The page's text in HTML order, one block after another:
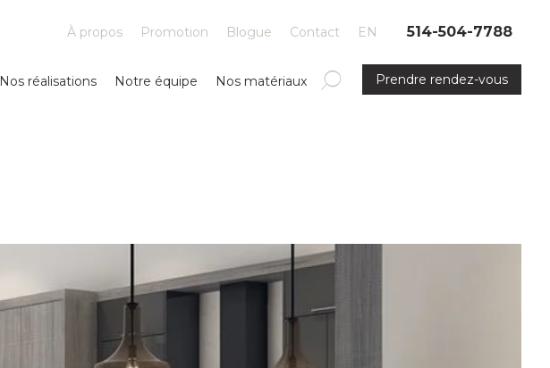
Nos réalisations Notre équipe Nos matériaux Prendre rendez-vous
À propos Promotion Blogue Contact EN 514-504-7788